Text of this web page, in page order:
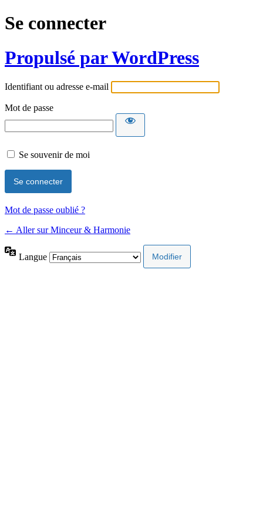
Se connecter
Propulsé par WordPress
Identifiant ou adresse e-mail
Mot de passe
Se souvenir de moi
Mot de passe oublié ?
← Aller sur Minceur & Harmonie
Langue